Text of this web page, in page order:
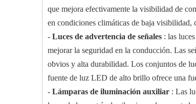
que mejora efectivamente la visibilidad de
en condiciones climáticas de baja
- Luces de advertencia de señales : las
mejorar la seguridad en la conducción. Las
obvios y alta durabilidad. Los conjuntos de
fuente de luz LED de alto brillo ofrece una
- Lámparas de iluminación auxiliar : Las